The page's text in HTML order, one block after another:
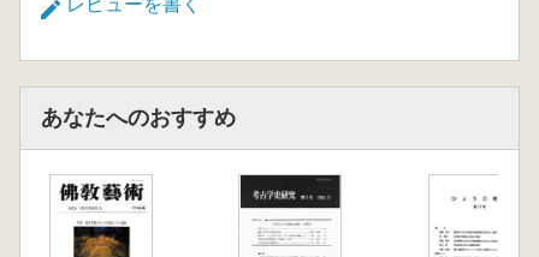
レビューを書く
あなたへのおすすめ